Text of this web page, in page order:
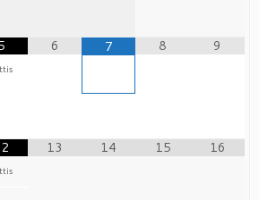
6 7 8 9
13 14 15 16